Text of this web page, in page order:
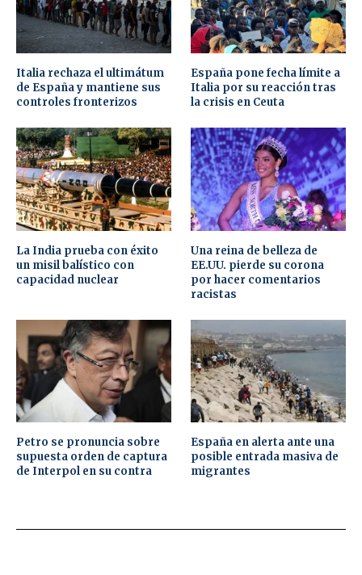
Italia rechaza el ultimátum
de España y mantiene sus
controles fronterizos
España pone fecha límite a
Italia por su reacción tras
la crisis en Ceuta
La India prueba con éxito
un misil balístico con
capacidad nuclear
Una reina de belleza de
EE.UU. pierde su corona
por hacer comentarios
racistas
Petro se pronuncia sobre
supuesta orden de captura
de Interpol en su contra
España en alerta ante una
posible entrada masiva de
migrantes